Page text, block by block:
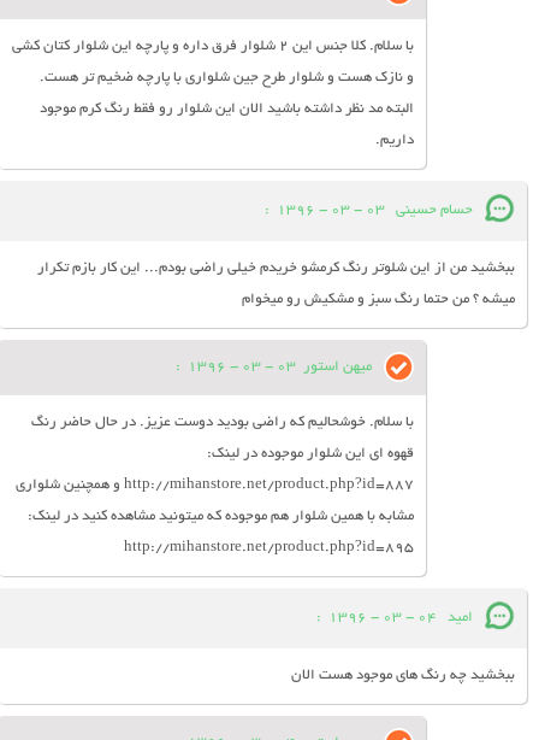
با سلام. کلا جنس این 2 شلوار فرق داره و پارچه این شلوار کتان کشی
و نازک هست و شلوار طرح جین شلواری با پارچه ضخیم تر هست.
البته مد نظر داشته باشید الان این شلوار رو فقط رنگ کرم موجود
داریم.
حسام حسینی 03 - 03 - 1396
:
ببخشید من از این شلوتر رنگ کرمشو خریدم خیلی راضی بودم... این کار بازم تکرار
میشه ؟ من حتما رنگ سبز و مشکیش رو میخوام
میهن استور 03 - 03 - 1396
:
با سلام. خوشحالیم که راضی بودید دوست عزیز. در حال حاضر رنگ
قهوه ای این شلوار موجوده در لینک:
http://mihanstore.net/product.php?id=887 و همچنین شلواری
مشابه با همین شلوار هم موجوده که میتونید مشاهده کنید در لینک:
http://mihanstore.net/product.php?id=895
امید 04 - 03 - 1396
:
ببخشید چه رنگ های موجود هست الان